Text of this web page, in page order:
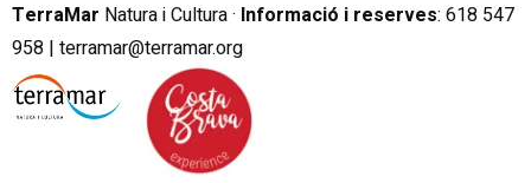
TerraMar Natura i Cultura · Informació i reserves: 618 547
958 | terramar@terramar.org